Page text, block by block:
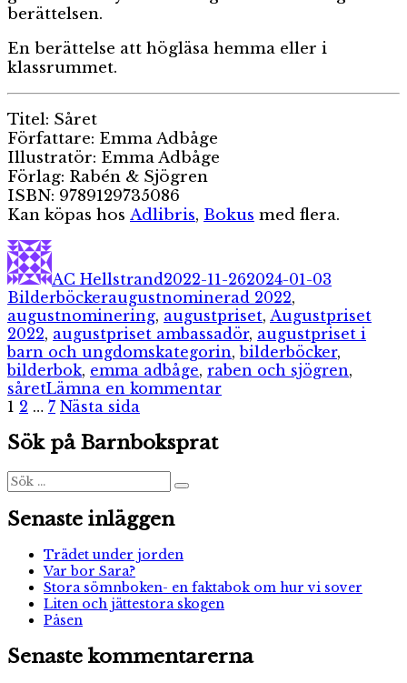
berättelsen.
En berättelse att högläsa hemma eller i
klassrummet.
Titel: Såret
Författare: Emma Adbåge
Illustratör: Emma Adbåge
Förlag: Rabén & Sjögren
ISBN: 9789129735086
Kan köpas hos Adlibris, Bokus med flera.
Författare
AC Hellstrand2022-11-262024-01-03
BilderböckerEtiketter
augustnominerad 2022,
augustnominering, augustpriset, Augustpriset
2022, augustpriset ambassadör, augustpriset i
barn och ungdomskategorin,bilderböcker,
bilderbok, emma adbåge, raben och sjögren,
såretLämna en kommentartill
Sidnumrering
för
inlägg
Sida
1 Sida
2 … Sida
7 Nästa sida
Sök på Barnboksprat
Sök
efter:
Sök
Senaste inläggen
Trädet under jorden
Var bor Sara?
Stora sömnboken- en faktabok om hur vi sover
Liten och jättestora skogen
Påsen
Senaste kommentarerna